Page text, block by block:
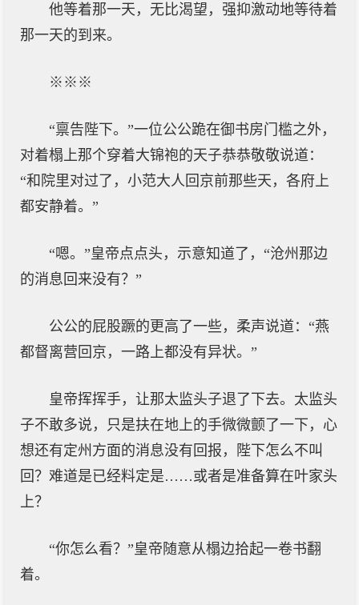
他等着那一天，无比渴望，强抑激动地等待着
那一天的到来。
※※※
“禀告陛下。”一位公公跪在御书房门槛之外，
对着榻上那个穿着大锦袍的天子恭恭敬敬说道：
“和院里对过了，小范大人回京前那些天，各府上
都安静着。”
“嗯。”皇帝点点头，示意知道了，“沧州那边
的消息回来没有？”
公公的屁股蹶的更高了一些，柔声说道：“燕
都督离营回京，一路上都没有异状。”
皇帝挥挥手，让那太监头子退了下去。太监头
子不敢多说，只是扶在地上的手微微颤了一下，心
想还有定州方面的消息没有回报，陛下怎么不叫
回？难道是已经料定是……或者是准备算在叶家头
上？
“你怎么看？”皇帝随意从榻边拾起一卷书翻
着。